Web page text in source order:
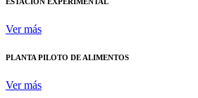
Ver más
PLANTA PILOTO DE ALIMENTOS
Ver más